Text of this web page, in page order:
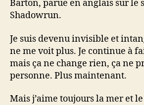
Barton, parue en anglais sur le
Shadowrun.
Je suis devenu invisible et
ne me voit plus. Je continue à
mais ça ne change rien, ça ne
personne. Plus maintenant.
Mais j’aime toujours la mer et